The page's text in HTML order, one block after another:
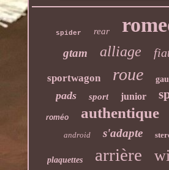
spider rear
gtam alliage
sportwagon roue
pads sport junior
roméo authentique
android s'adapte
plaquettes arrière